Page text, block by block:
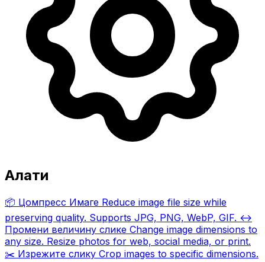
Алати
📦 Цомпресс Имаге Reduce image file size while
preserving quality. Supports JPG, PNG, WebP, GIF. ↔️
Промени величину слике Change image dimensions to
any size. Resize photos for web, social media, or print.
✂️ Изрежите слику Crop images to specific dimensions.